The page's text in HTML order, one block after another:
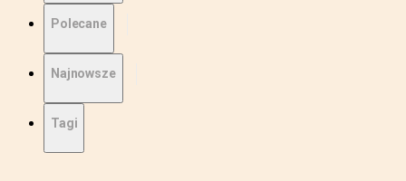
Polecane
Najnowsze
Tagi